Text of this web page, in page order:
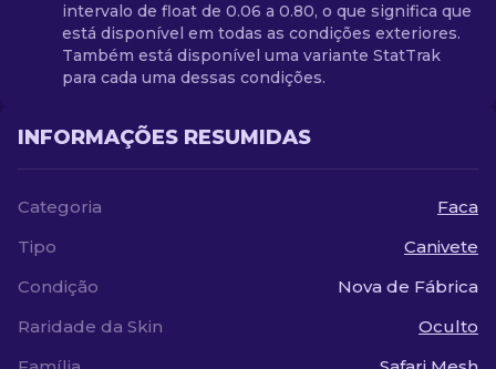
intervalo de float de 0.06 a 0.80, o que significa que
está disponível em todas as condições exteriores.
Também está disponível uma variante StatTrak
para cada uma dessas condições.
INFORMAÇÕES RESUMIDAS
Categoria
Faca
Tipo
Canivete
Condição
Nova de Fábrica
Raridade da Skin
Oculto